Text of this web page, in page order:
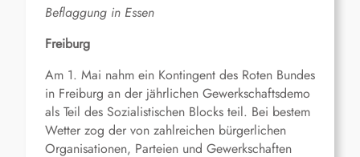
Beflaggung in Essen
Freiburg
Am 1. Mai nahm ein Kontingent des Roten Bundes
in Freiburg an der jährlichen Gewerkschaftsdemo
als Teil des Sozialistischen Blocks teil. Bei bestem
Wetter zog der von zahlreichen bürgerlichen
Organisationen, Parteien und Gewerkschaften